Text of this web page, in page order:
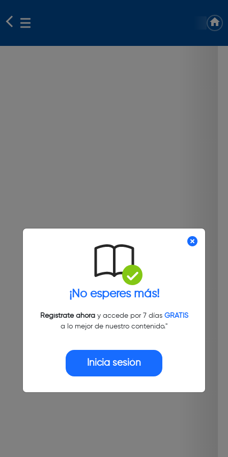
¡No esperes más!
Regístrate ahoray accede por 7 días GRATIS
a lo mejor de nuestro contenido."
Inicia sesión